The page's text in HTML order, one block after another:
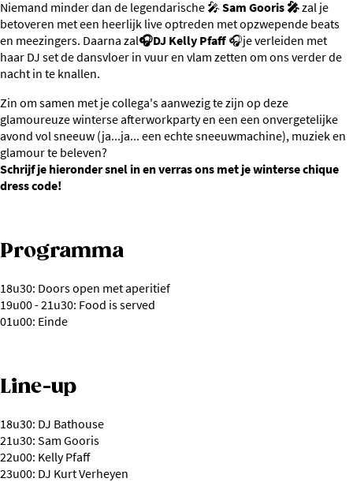
Niemand minder dan de legendarische 🎤 Sam Gooris 🎤zal je
betoveren met een heerlijk live optreden met opzwepende beats
en meezingers. Daarna zal🎧DJ Kelly Pfaff 🎧je verleiden met
haar DJ set de dansvloer in vuur en vlam zetten om ons verder de
nacht in te knallen.
Zin om samen met je collega's aanwezig te zijn op deze
glamoureuze winterse afterworkparty en een een onvergetelijke
avond vol sneeuw (ja...ja... een echte sneeuwmachine), muziek en
glamour te beleven?
Schrijf je hieronder snel in en verras ons met je winterse chique
dress code!
Programma
18u30: Doors open met aperitief
19u00 - 21u30: Food is served
01u00: Einde
Line-up
18u30: DJ Bathouse
21u30: Sam Gooris
22u00: Kelly Pfaff
23u00: DJ Kurt Verheyen